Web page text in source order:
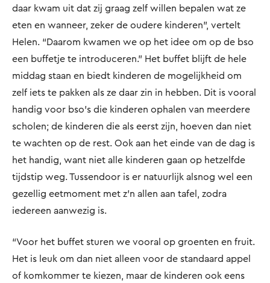
daar kwam uit dat zij graag zelf willen bepalen wat ze
eten en wanneer, zeker de oudere kinderen”, vertelt
Helen. “Daarom kwamen we op het idee om op de bso
een buffetje te introduceren.” Het buffet blijft de hele
middag staan en biedt kinderen de mogelijkheid om
zelf iets te pakken als ze daar zin in hebben. Dit is vooral
handig voor bso’s die kinderen ophalen van meerdere
scholen; de kinderen die als eerst zijn, hoeven dan niet
te wachten op de rest. Ook aan het einde van de dag is
het handig, want niet alle kinderen gaan op hetzelfde
tijdstip weg. Tussendoor is er natuurlijk alsnog wel een
gezellig eetmoment met z’n allen aan tafel, zodra
iedereen aanwezig is.
“Voor het buffet sturen we vooral op groenten en fruit.
Het is leuk om dan niet alleen voor de standaard appel
of komkommer te kiezen, maar de kinderen ook eens